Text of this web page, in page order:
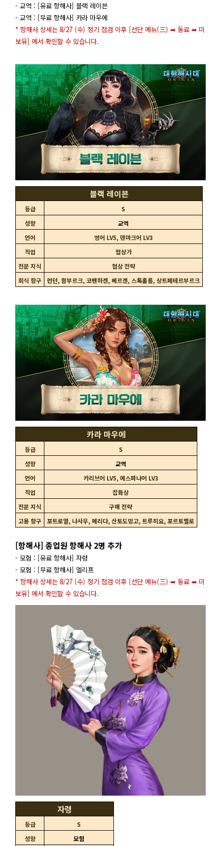
- 교역 : [유료 항해사] 블랙 레이븐
- 교역 : [무료 항해사] 카라 마우에
* 항해사 상세는 8/27 (수) 정기 점검 이후 [선단 메뉴(三) ➡ 동료 ➡ 미
보유] 에서 확인할 수 있습니다.
블랙 레이븐
등급
S
성향
교역
언어
영어 LV5, 덴마크어 LV3
직업
협상가
전문 지식
협상 전략
회식 항구
런던, 함부르크, 코펜하겐, 베르겐, 스톡홀름, 상트페테르부르크
카라 마우에
등급
S
성향
교역
언어
카리브어 LV5, 에스파냐어 LV3
직업
잡화상
전문 지식
구매 전략
고용 항구
포트로열, 나사우, 메리다, 산토도밍고, 트루히요, 포르토벨로
[항해사] 종업원 항해사 2명 추가
- 모험 : [유료 항해사]자령
- 모험 : [무료 항해사] 엘리프
* 항해사 상세는 8/27 (수) 정기 점검 이후 [선단 메뉴(三) ➡ 동료 ➡ 미
보유] 에서 확인할 수 있습니다.
자령
등급
S
성향
모험